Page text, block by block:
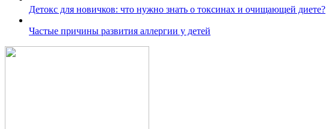
Детокс для новичков: что нужно знать о токсинах и очищающей диете?
Частые причины развития аллергии у детей